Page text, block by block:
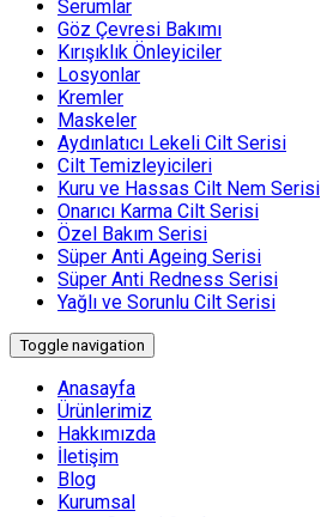
Serumlar
Göz Çevresi Bakımı
Kırışıklık Önleyiciler
Losyonlar
Kremler
Maskeler
Aydınlatıcı Lekeli Cilt Serisi
Cilt Temizleyicileri
Kuru ve Hassas Cilt Nem Serisi
Onarıcı Karma Cilt Serisi
Özel Bakım Serisi
Süper Anti Ageing Serisi
Süper Anti Redness Serisi
Yağlı ve Sorunlu Cilt Serisi
Toggle navigation
Anasayfa
Ürünlerimiz
Hakkımızda
İletişim
Blog
Kurumsal